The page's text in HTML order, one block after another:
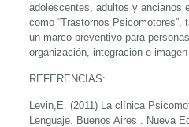
adolescentes, adultos y ancianos
como “Trastornos Psicomotores”,
un marco preventivo para
organización, integración e imagen
REFERENCIAS:
Levin,E. (2011) La clínica
Lenguaje. Buenos Aires . Nueva